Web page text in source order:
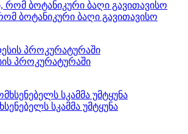
ბოტანიკური ბაღი გავითავისო
პროკურატურაში
სკამმა უმტყუნა